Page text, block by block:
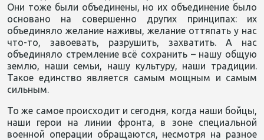
Они тоже были объединены, но их объединение было
основано на совершенно других принципах: их
объединяло желание наживы, желание оттяпать у нас
что-то, завоевать, разрушить, захватить. А нас
объединяло стремление всё сохранить – нашу общую
землю, наши семьи, нашу культуру, наши традиции.
Такое единство является самым мощным и самым
сильным.
То же самое происходит и сегодня, когда наши бойцы,
наши герои на линии фронта, в зоне специальной
военной операции обращаются, несмотря на разное